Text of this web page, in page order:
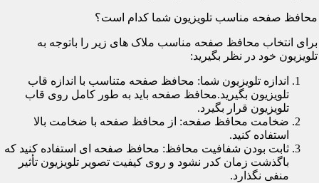
محافظ صفحه مناسب تلویزیون شما کدام است؟
برای انتخاب محافظ صفحه مناسب ملاک های زیر را باتوجه به
تلویزیون خود در نظر بگیرید:
اندازه تلویزیون شما: محافظ صفحه متناسب با اندازه قاب
تلویزیون بگیرید.محافظ صفحه باید به طور کامل روی قاب
تلویزیون قرار بگیرد.
ضخامت محافظ صفحه: از محافظ صفحه با ضخامت بالا
استفاده کنید.
ثابت بودن شفافیت محافظ: محافظ صفحه ای استفاده کنید که
باگذشت زمان کدر نشود و روی کیفیت تصویر تلویزیون تأثیر
منفی نگذارد.